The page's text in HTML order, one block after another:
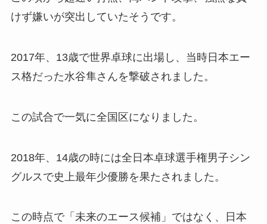
けず嫌いが突出していたそうです。
2017年、13歳で世界卓球に出場し、当時日本エー
ス格だった水谷隼さんを撃破されました。
この試合で一気に全国区になりました。
2018年、14歳の時には全日本卓球選手権男子シン
グルスで史上最年少優勝を果たされました。
この時点で「未来のエース候補」ではなく、日本